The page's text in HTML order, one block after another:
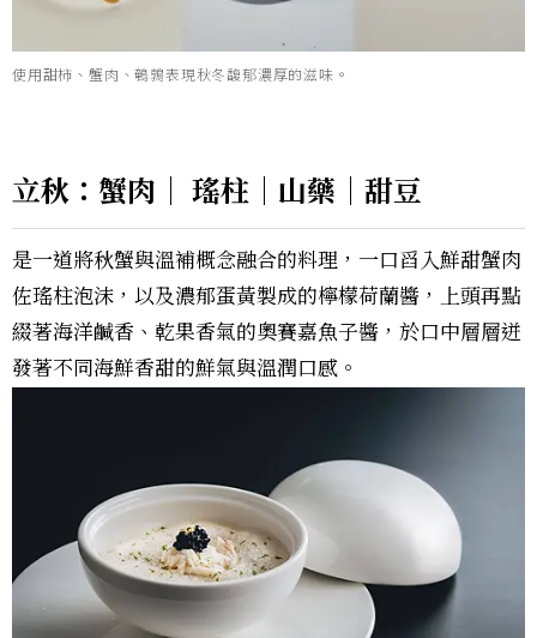
使用甜柿、蟹肉、鵪鶉表現秋冬馥郁濃厚的滋味。
立秋：蟹肉｜ 瑤柱｜山藥｜甜豆
是一道將秋蟹與溫補概念融合的料理，一口舀入鮮甜蟹肉
佐瑤柱泡沫，以及濃郁蛋黃製成的檸檬荷蘭醬，上頭再點
綴著海洋鹹香、乾果香氣的奧賽嘉魚子醬，於口中層層迸
發著不同海鮮香甜的鮮氣與溫潤口感。